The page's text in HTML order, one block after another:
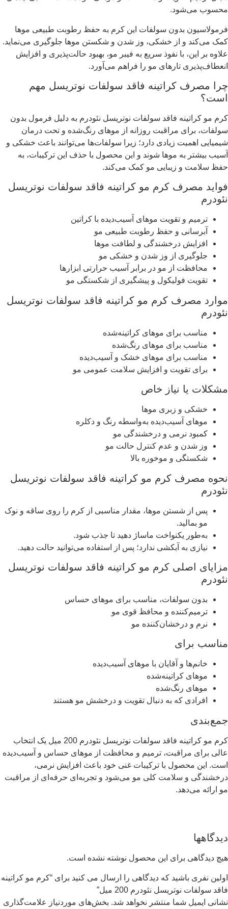
محسوب می‌شود.
فرمولاسیون بدون سولفات این کرم به حفظ رطوبت طبیعی موها
کمک می‌کند و از خشکی، وز شدن و شکستن موها جلوگیری می‌نماید.
علاوه بر این، با نفوذ سریع به فیبر مو، بهبود حالت‌پذیری و افزایش
انعطاف‌پذیری تارهای مو را فراهم می‌آورد.
چرا مصرف کراتینه فاقد سولفات نوتریسل مهم
است؟
کرم مو کراتینه فاقد سولفات نوتریسل نئودرم به دلیل فرمول بدون
سولفات، برای مراقبت روزانه از موهای رنگ‌شده و تحت درمان
شیمیایی اهمیت زیادی دارد؛ زیرا سولفات‌ها می‌توانند باعث خشکی و
آسیب بیشتر به موها شوند و این محصول با حذف این ترکیبات، به
حفظ سلامت و زیبایی مو کمک می‌کند.
فواید مصرف کرم مو کراتینه فاقد سولفات نوتریسل
نئودرم
ترمیم و تقویت موهای آسیب‌دیده با کراتین
آبرسانی و حفظ رطوبت طبیعی مو
افزایش درخشندگی و لطافت موها
جلوگیری از وز شدن و خشکی مو
محافظت از مو در برابر آسیب‌ حرارتی ابزارها
تقویت فولیکول و پیشگیری از شکستگی مو
موارد مصرف کرم مو کراتینه فاقد سولفات نوتریسل
نئودرم
مناسب برای موهای کراتینه‌شده
مناسب برای موهای رنگ‌شده
مناسب برای موهای خشک و آسیب‌دیده
برای تقویت و افزایش سلامت عمومی مو
مشکلات یا نیاز خاص
خشکی و زبری موها
موهای آسیب‌دیده به‌واسطه رنگ و دکلره
کمبود نرمی و درخشندگی مو
وز شدن و عدم کنترل حالت مو
شکستگی و موخوره بالا
نحوه مصرف کرم مو کراتینه فاقد سولفات نوتریسل
نئودرم
پس از شستن موها، مقدار مناسبی از کرم را روی ساقه و نوک
مو بمالید.
به‌طور یکنواخت ماساژ دهید تا جذب شود.
نیازی به آبکشی ندارد؛ پس از استفاده می‌توانید حالت دهید.
مزایای اصلی کرم مو کراتینه فاقد سولفات نوتریسل
نئودرم
بدون سولفات، مناسب برای موهای حساس
ترمیم‌کننده و محافظ قوی مو
نرم و درخشان‌کننده مو
مناسب برای
خانم‌ها و آقایان با موهای آسیب‌دیده
موهای کراتینه‌شده
موهای رنگ‌شده
افرادی که به دنبال تقویت و درخشش مو هستند
جمع‌بندی
کرم مو کراتینه فاقد سولفات نوتریسل نئودرم 200 میل یک انتخاب
عالی برای مراقبت، ترمیم و محافظت از موهای حساس و آسیب‌دیده
است. این محصول با ترکیبات غنی خود باعث افزایش نرمی،
درخشندگی و سلامت کلی مو می‌شود و تجربه‌ای حرفه‌ای از مراقبت
مو ارائه می‌دهد.
دیدگاهها
هیچ دیدگاهی برای این محصول نوشته نشده است.
اولین نفری باشید که دیدگاهی را ارسال می کنید برای “کرم مو کراتینه
فاقد سولفات نوتریسل نئودرم 200 میل”
نشانی ایمیل شما منتشر نخواهد شد. بخش‌های موردنیاز علامت‌گذاری